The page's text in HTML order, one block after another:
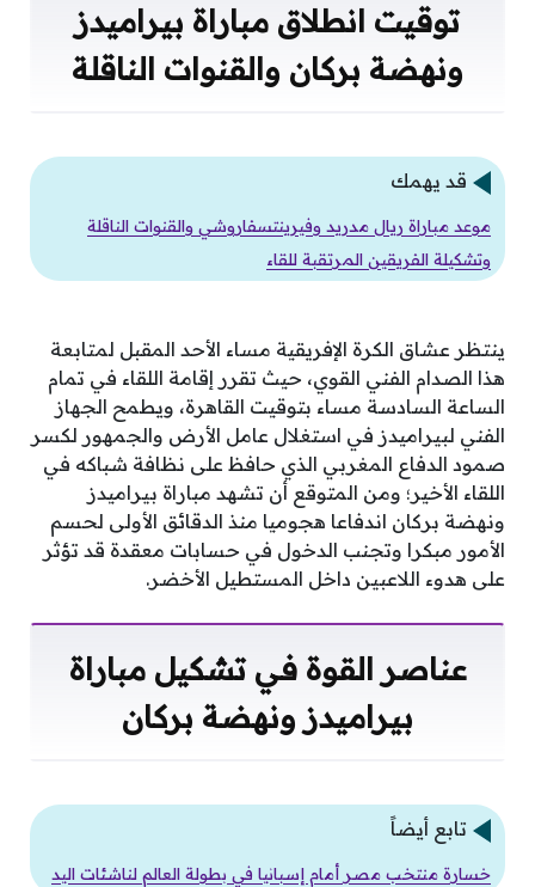
توقيت انطلاق مباراة بيراميدز
ونهضة بركان والقنوات الناقلة
قد يهمك
موعد مباراة ريال مدريد وفيرينتسفاروشي والقنوات الناقلة
وتشكيلة الفريقين المرتقبة للقاء
ينتظر عشاق الكرة الإفريقية مساء الأحد المقبل لمتابعة
هذا الصدام الفني القوي، حيث تقرر إقامة اللقاء في تمام
الساعة السادسة مساء بتوقيت القاهرة، ويطمح الجهاز
الفني لبيراميدز في استغلال عامل الأرض والجمهور لكسر
صمود الدفاع المغربي الذي حافظ على نظافة شباكه في
اللقاء الأخير؛ ومن المتوقع أن تشهد مباراة بيراميدز
ونهضة بركان اندفاعا هجوميا منذ الدقائق الأولى لحسم
الأمور مبكرا وتجنب الدخول في حسابات معقدة قد تؤثر
على هدوء اللاعبين داخل المستطيل الأخضر.
عناصر القوة في تشكيل مباراة
بيراميدز ونهضة بركان
تابع أيضاً
خسارة منتخب مصر أمام إسبانيا في بطولة العالم لناشئات اليد